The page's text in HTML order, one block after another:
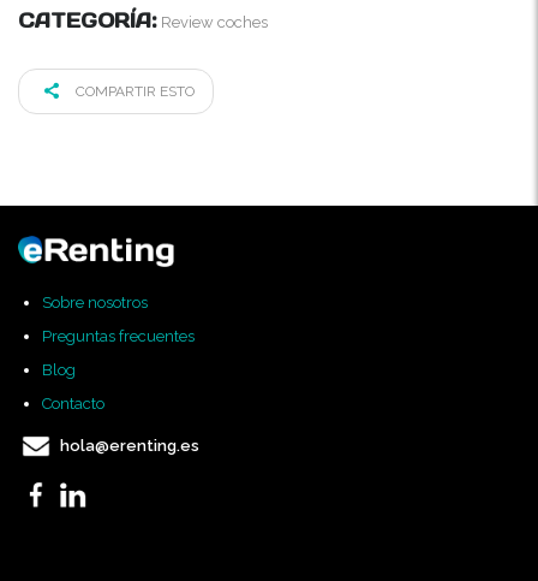
CATEGORÍA: Review coches
COMPARTIR ESTO
Sobre nosotros
Preguntas frecuentes
Blog
Contacto
hola@erenting.es